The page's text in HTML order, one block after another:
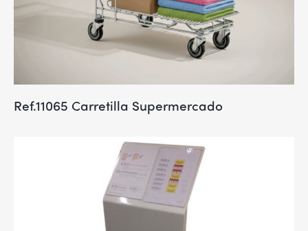
Ref.11065 Carretilla Supermercado